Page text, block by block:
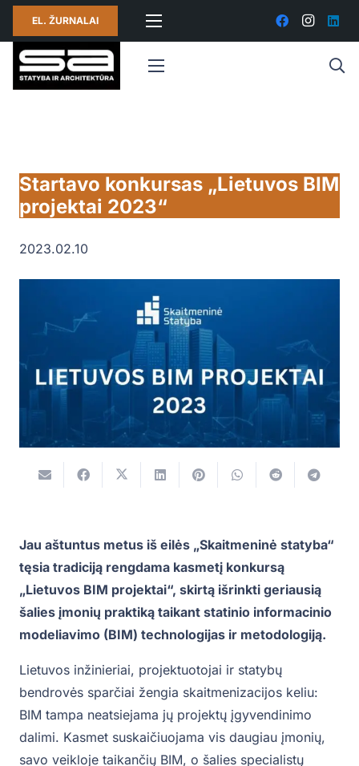
EL. ŽURNALAI
Startavo konkursas „Lietuvos BIM
projektai 2023“
2023.02.10
Jau aštuntus metus iš eilės „Skaitmeninė statyba“
tęsia tradiciją rengdama kasmetį konkursą
„Lietuvos BIM projektai“, skirtą išrinkti geriausią
šalies įmonių praktiką taikant statinio informacinio
modeliavimo (BIM) technologijas ir metodologiją.
Lietuvos inžinieriai, projektuotojai ir statybų
bendrovės sparčiai žengia skaitmenizacijos keliu:
BIM tampa neatsiejama jų projektų įgyvendinimo
dalimi. Kasmet suskaičiuojama vis daugiau įmonių,
savo veikloje taikančių BIM, o šalies specialistų